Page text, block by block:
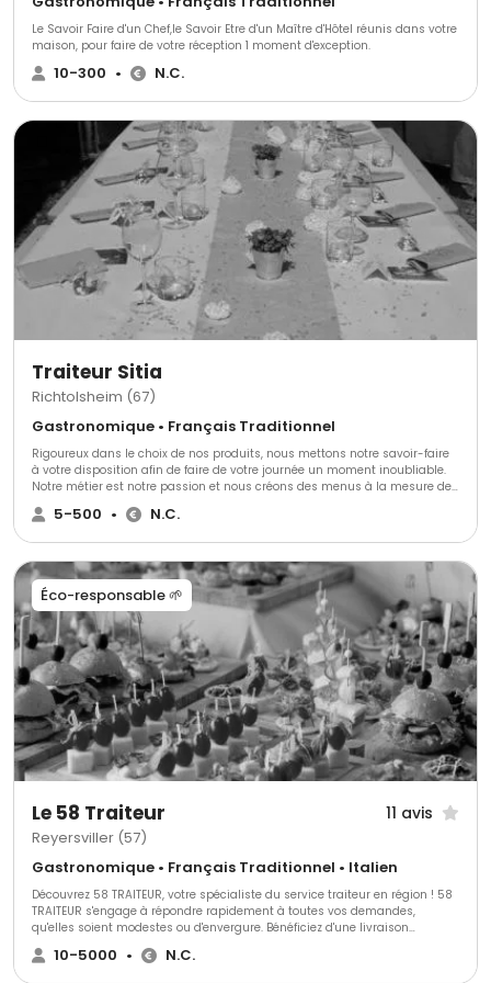
Le Savoir Faire d'un Chef,le Savoir Etre d'un Maître d'Hôtel réunis dans votre
maison, pour faire de votre réception 1 moment d'exception.
10-300 • N.C.
Traiteur Sitia
Richtolsheim (67)
Gastronomique • Français Traditionnel
Rigoureux dans le choix de nos produits, nous mettons notre savoir-faire
à votre disposition afin de faire de votre journée un moment inoubliable.
Notre métier est notre passion et nous créons des menus à la mesure de
vos envies.
5-500 • N.C.
Éco-responsable 🌱
Le 58 Traiteur 11 avis
Reyersviller (57)
Gastronomique • Français Traditionnel • Italien
Découvrez 58 TRAITEUR, votre spécialiste du service traiteur en région ! 58
TRAITEUR s'engage à répondre rapidement à toutes vos demandes,
qu'elles soient modestes ou d'envergure. Bénéficiez d'une livraison
régionale assurée par véhicules isothermes agréés pour des prestations
chaudes ou froides. Offrez-vous une expérience culinaire unique avec 58
10-5000 • N.C.